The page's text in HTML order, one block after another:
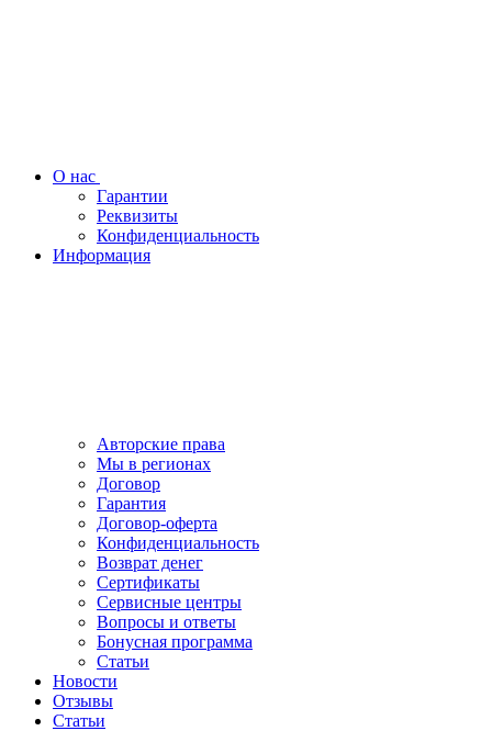
О нас
Гарантии
Реквизиты
Конфиденциальность
Информация
Авторские права
Мы в регионах
Договор
Гарантия
Договор-оферта
Конфиденциальность
Возврат денег
Сертификаты
Сервисные центры
Вопросы и ответы
Бонусная программа
Статьи
Новости
Отзывы
Статьи